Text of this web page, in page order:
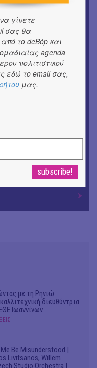
Milivojević
με τη Ρηνιώ
διευθύντρια
Ιωαννίνων
Be Misunderstood |
Livitsanos, Willem
Studio Orchestra |
γίνετε
σας θα
το deBόp και
agenda
πολιτιστικού
εδώ το email σας,
μας.